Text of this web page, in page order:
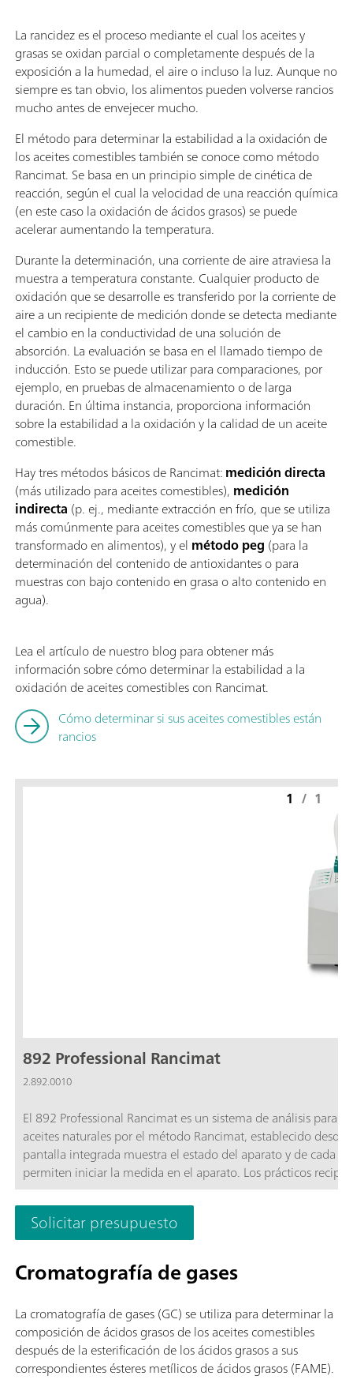
La rancidez es el proceso mediante el cual los aceites y
grasas se oxidan parcial o completamente después de la
exposición a la humedad, el aire o incluso la luz. Aunque no
siempre es tan obvio, los alimentos pueden volverse rancios
mucho antes de envejecer mucho.
El método para determinar la estabilidad a la oxidación de
los aceites comestibles también se conoce como método
Rancimat. Se basa en un principio simple de cinética de
reacción, según el cual la velocidad de una reacción química
(en este caso la oxidación de ácidos grasos) se puede
acelerar aumentando la temperatura.
Durante la determinación, una corriente de aire atraviesa la
muestra a temperatura constante. Cualquier producto de
oxidación que se desarrolle es transferido por la corriente de
aire a un recipiente de medición donde se detecta mediante
el cambio en la conductividad de una solución de
absorción. La evaluación se basa en el llamado tiempo de
inducción. Esto se puede utilizar para comparaciones, por
ejemplo, en pruebas de almacenamiento o de larga
duración. En última instancia, proporciona información
sobre la estabilidad a la oxidación y la calidad de un aceite
comestible.
Hay tres métodos básicos de Rancimat:medición directa
(más utilizado para aceites comestibles), medición
indirecta (p. ej., mediante extracción en frío, que se utiliza
más comúnmente para aceites comestibles que ya se han
transformado en alimentos), y el método peg (para la
determinación del contenido de antioxidantes o para
muestras con bajo contenido en grasa o alto contenido en
agua).
Lea el artículo de nuestro blog para obtener más
información sobre cómo determinar la estabilidad a la
oxidación de aceites comestibles con Rancimat.
Cómo determinar si sus aceites comestibles están
rancios
892 Professional Rancimat
2.892.0010
El 892 Professional Rancimat es un sistema de análisis para
aceites naturales por el método Rancimat, establecido
pantalla integrada muestra el estado del aparato y de cada
permiten iniciar la medida en el aparato. Los prácticos
reducir el coste de la limpieza de los accesorios a un
y la reproducibilidad.Todos los accesorios necesarios para
el control de aparatos y para la grabación, evaluación y
1 / 1
Solicitar presupuesto
Cromatografía de gases
La cromatografía de gases (GC) se utiliza para determinar la
composición de ácidos grasos de los aceites comestibles
después de la esterificación de los ácidos grasos a sus
correspondientes ésteres metílicos de ácidos grasos (FAME).